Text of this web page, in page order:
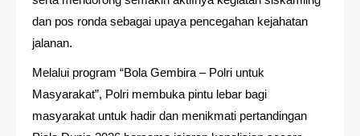
dan pos ronda sebagai upaya pencegahan kejahatan
jalanan.
Melalui program “Bola Gembira – Polri untuk
Masyarakat”, Polri membuka pintu lebar bagi
masyarakat untuk hadir dan menikmati pertandingan